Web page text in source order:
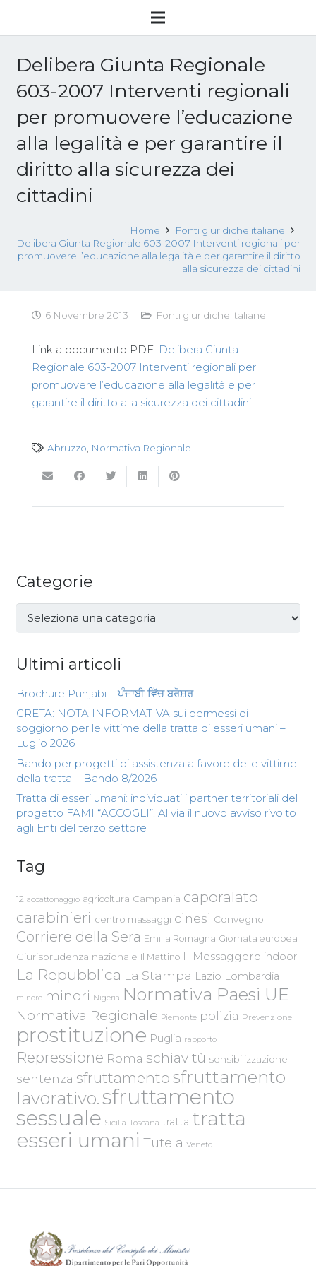
Delibera Giunta Regionale
603-2007 Interventi regionali
per promuovere l’educazione
alla legalità e per garantire il
diritto alla sicurezza dei
cittadini
Home
Fonti giuridiche italiane
Delibera Giunta Regionale 603-2007 Interventi regionali per
promuovere l’educazione alla legalità e per garantire il diritto
alla sicurezza dei cittadini
6 Novembre 2013 Fonti giuridiche italiane
Link a documento PDF: Delibera Giunta
Regionale 603-2007 Interventi regionali per
promuovere l’educazione alla legalità e per
garantire il diritto alla sicurezza dei cittadini
Abruzzo Normativa Regionale
Categorie
Categorie
Ultimi articoli
Brochure Punjabi – ਪੰਜਾਬੀ ਵਿੱਚ ਬਰੋਸ਼ਰ
GRETA: NOTA INFORMATIVA sui permessi di
soggiorno per le vittime della tratta di esseri umani –
Luglio 2026
Bando per progetti di assistenza a favore delle vittime
della tratta – Bando 8/2026
Tratta di esseri umani: individuati i partner territoriali del
progetto FAMI “ACCOGLI”. Al via il nuovo avviso rivolto
agli Enti del terzo settore
Tag
12 accattonaggio agricoltura Campania caporalato
carabinieri centro massaggi cinesi Convegno
Corriere della Sera Emilia Romagna Giornata europea
Giurisprudenza nazionale Il Mattino Il Messaggero indoor
La Repubblica La Stampa Lazio Lombardia
minore minori Nigeria Normativa Paesi UE
Normativa Regionale Piemonte polizia Prevenzione
prostituzione Puglia rapporto
Repressione Roma schiavitù sensibilizzazione
sentenza sfruttamento sfruttamento
lavorativo.sfruttamento
sessuale Sicilia Toscana tratta tratta
esseri umani Tutela Veneto